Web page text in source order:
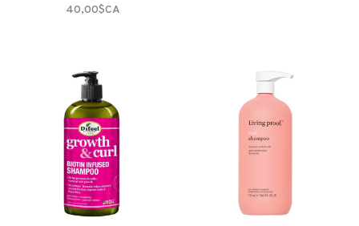
40,00$CA